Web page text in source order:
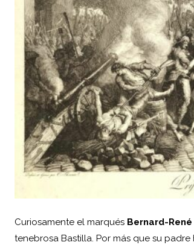
Curiosamente el marqués Bernard-
tenebrosa Bastilla. Por más que su